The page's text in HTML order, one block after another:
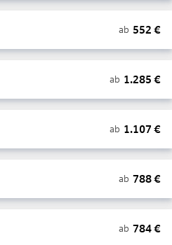
ab 552 €
ab 1.285 €
ab 1.107 €
ab 788€
ab 784€